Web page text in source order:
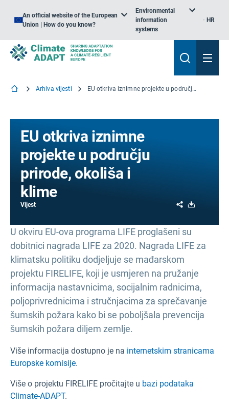
An official website of the European
Union | How do you know?
Environmental
information
systems
HR
Arhiva vijesti EU otkriva iznimne projekte u području prirode, okoliša i klime
EU otkriva iznimne
projekte u području
prirode, okoliša i
klime
Vijest Share
U okviru EU-ova programa LIFE proglašeni su
dobitnici nagrada LIFE za 2020. Nagrada LIFE za
klimatsku politiku dodjeljuje se mađarskom
projektu FIRELIFE, koji je usmjeren na pružanje
informacija nastavnicima, socijalnim radnicima,
poljoprivrednicima i stručnjacima za sprečavanje
šumskih požara kako bi se poboljšala prevencija
šumskih požara diljem zemlje.
Više informacija dostupno je na internetskim stranicama
Europske komisije.
Više o projektu FIRELIFE pročitajte u bazi podataka
Climate-ADAPT.